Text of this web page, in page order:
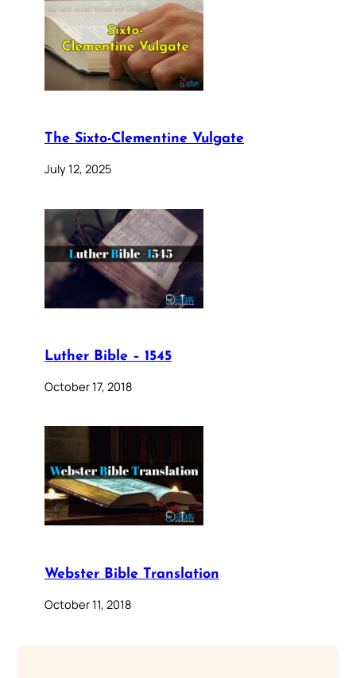
The Sixto-Clementine Vulgate
July 12, 2025
Luther Bible – 1545
October 17, 2018
Webster Bible Translation
October 11, 2018